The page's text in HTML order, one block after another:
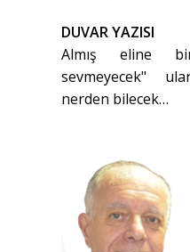
DUVAR YAZISI
Almış eline
sevmeyecek"
nerden bilecek…